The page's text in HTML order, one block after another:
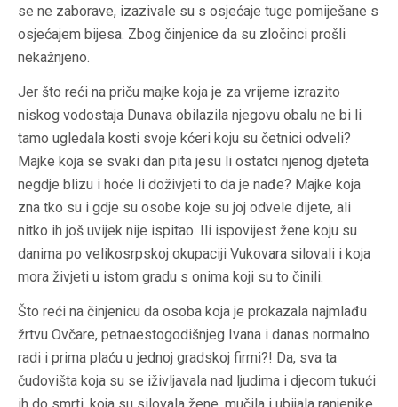
se ne zaborave, izazivale su s osjećaje tuge pomiješane s
osjećajem bijesa. Zbog činjenice da su zločinci prošli
nekažnjeno.
Jer što reći na priču majke koja je za vrijeme izrazito
niskog vodostaja Dunava obilazila njegovu obalu ne bi li
tamo ugledala kosti svoje kćeri koju su četnici odveli?
Majke koja se svaki dan pita jesu li ostatci njenog djeteta
negdje blizu i hoće li doživjeti to da je nađe? Majke koja
zna tko su i gdje su osobe koje su joj odvele dijete, ali
nitko ih još uvijek nije ispitao. Ili ispovijest žene koju su
danima po velikosrpskoj okupaciji Vukovara silovali i koja
mora živjeti u istom gradu s onima koji su to činili.
Što reći na činjenicu da osoba koja je prokazala najmlađu
žrtvu Ovčare, petnaestogodišnjeg Ivana i danas normalno
radi i prima plaću u jednoj gradskoj firmi?! Da, sva ta
čudovišta koja su se iživljavala nad ljudima i djecom tukući